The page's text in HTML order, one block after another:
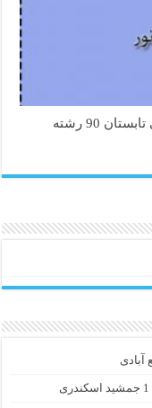
دانلود رایگان نمونه سوال پژوهش عملیاتی تابستان 90 رشته